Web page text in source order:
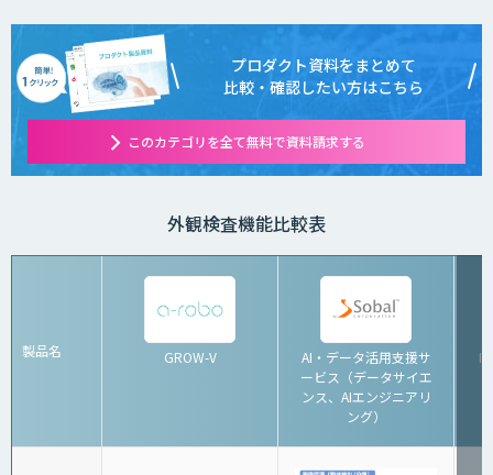
プロダクト資料をまとめて
比較・確認したい方はこちら
このカテゴリを全て無料で資料請求する
外観検査機能比較表
製品名 GROW-V
AI・データ活用支援サ
ービス（データサイエ
ンス、AIエンジニアリ
ング）